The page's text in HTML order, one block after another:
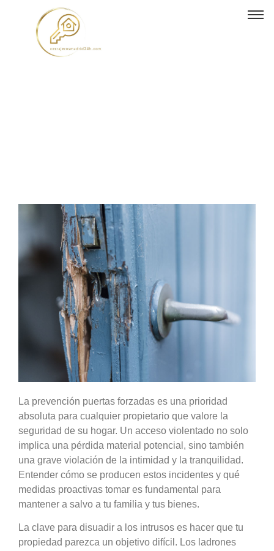
La prevención puertas forzadas es una prioridad
absoluta para cualquier propietario que valore la
seguridad de su hogar. Un acceso violentado no solo
implica una pérdida material potencial, sino también
una grave violación de la intimidad y la tranquilidad.
Entender cómo se producen estos incidentes y qué
medidas proactivas tomar es fundamental para
mantener a salvo a tu familia y tus bienes.
La clave para disuadir a los intrusos es hacer que tu
propiedad parezca un objetivo difícil. Los ladrones